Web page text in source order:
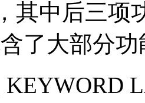
其中后三项
了大部分